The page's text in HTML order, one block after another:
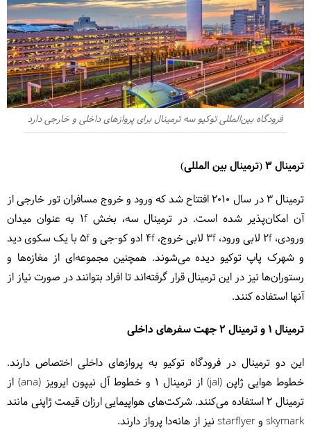
فرودگاه بین‌المللی توکیو سه ترمینال برای پروازهای داخلی و خارجی دارد
ترمینال 3 (ترمینال بین المللی)
ترمینال 3 در سال ۲۰۱۰ افتتاح شد که ورود و خروج مسافران تور خارجی از
آن امکان‌پذیر شده است. در ترمینال سه، بخش 1f به عنوان میدان
ورودی، 2f لابی ورود، 3f لابی خروج، 4f ادو کو-جی و 5f با یک سکوی دید
و شهرک پاپ توکیو دیده می‌شوند. همچنین مجموعه‌ای از مغازه‌ها و
رستوران‌ها نیز در این ترمینال قرار گرفته‌اند تا افراد بتوانند در صورت نیاز از
آنها استفاده کنند.
ترمینال 1 و ترمینال 2 جهت سفرهای داخلی
این دو ترمینال در فرودگاه توکیو به پروازهای داخلی اختصاص دارند.
خطوط هوایی ژاپن (jal) از ترمینال 1 و خطوط آل نیپون ایرویز (ana) از
ترمینال 2 استفاده می‌کنند. شرکت‌های هواپیمایی ارزان قیمت ژاپنی مانند
skymark و starflyer نیز از هانه‌دا پرواز دارند.